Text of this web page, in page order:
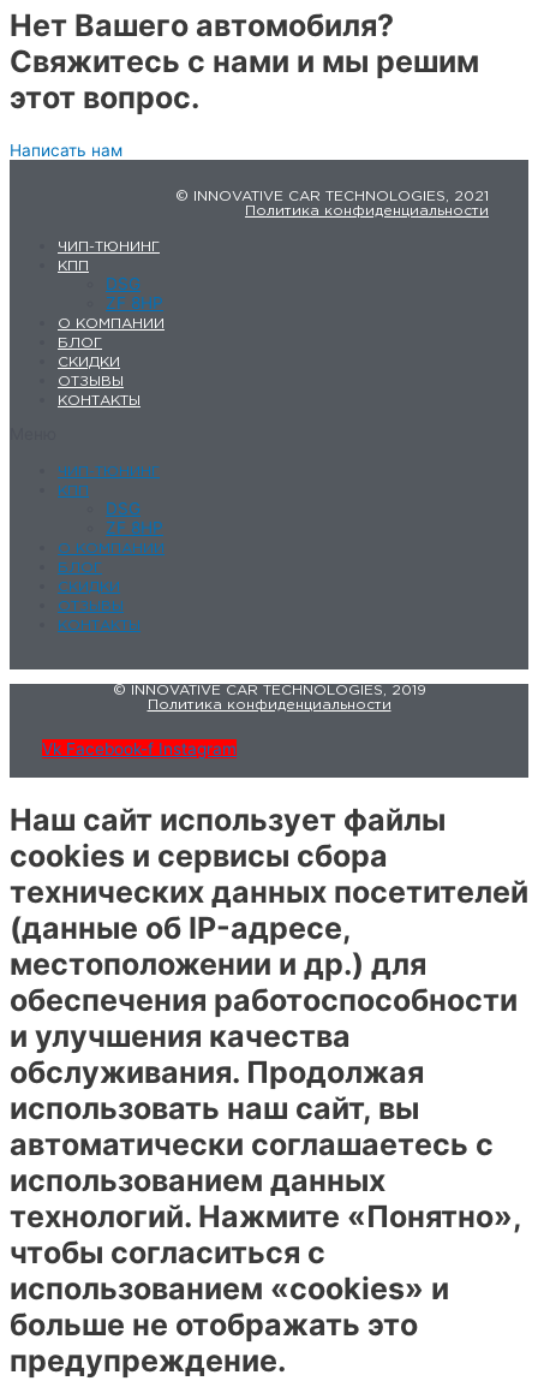
Нет Вашего автомобиля?
Свяжитесь с нами и мы решим
этот вопрос.
Написать нам
© INNOVATIVE CAR TECHNOLOGIES, 2021
Политика конфиденциальности
ЧИП-ТЮНИНГ
КПП
DSG
ZF 8HP
О КОМПАНИИ
БЛОГ
СКИДКИ
ОТЗЫВЫ
КОНТАКТЫ
ЧИП-ТЮНИНГ
КПП
DSG
ZF 8HP
О КОМПАНИИ
БЛОГ
СКИДКИ
ОТЗЫВЫ
КОНТАКТЫ
© INNOVATIVE CAR TECHNOLOGIES, 2019
Политика конфиденциальности
Vk Facebook-f Instagram
Наш сайт использует файлы
cookies и сервисы сбора
технических данных посетителей
(данные об IP-адресе,
местоположении и др.) для
обеспечения работоспособности
и улучшения качества
обслуживания. Продолжая
использовать наш сайт, вы
автоматически соглашаетесь с
использованием данных
технологий. Нажмите «Понятно»,
чтобы согласиться с
использованием «cookies» и
больше не отображать это
предупреждение.